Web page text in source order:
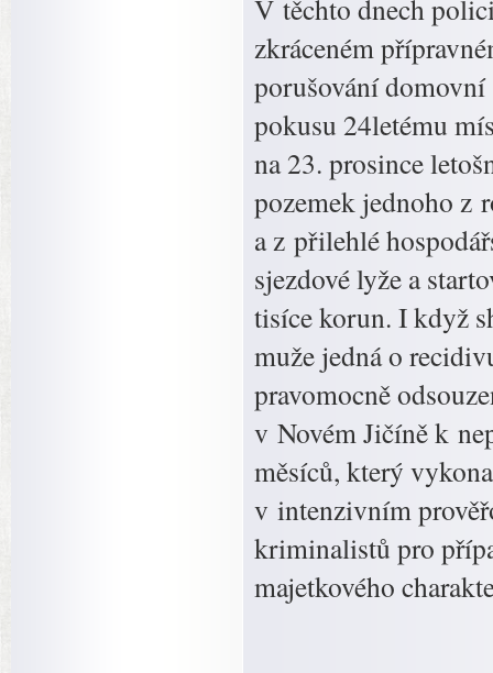
V těchto dnech
zkráceném
porušování domovní
pokusu 24letému
na 23. prosince
pozemek jednoho z
a z přilehlé
sjezdové lyže a
tisíce korun. I když
muže jedná o
pravomocně
v Novém Jičíně k
měsíců, který
v intenzivním
kriminalistů pro
majetkového